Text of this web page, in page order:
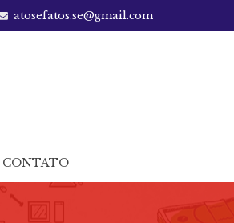
atosefatos.se@gmail.com
CONTATO